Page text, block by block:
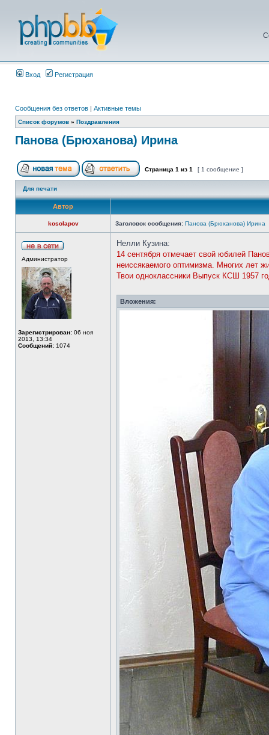
Вход Регистрация
Сообщения без ответов | Активные темы
Список форумов » Поздравления
Панова (Брюханова) Ирина
Страница 1 из 1 [ 1 сообщение ]
Для печати
Автор
kosolapov Заголовок сообщения: Панова (Брюханова) Ирина
Администратор
Зарегистрирован: 06 ноя
2013, 13:34
Сообщений: 1074
Нелли Кузина:
14 сентября отмечает свой юбилей
неиссякаемого оптимизма. Многих лет
Твои одноклассники Выпуск КСШ 1957
Вложения: